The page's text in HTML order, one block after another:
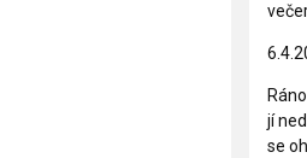
jí
se